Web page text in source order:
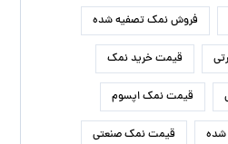
فروش نمک تصفیه شده
قیمت خرید نمک
قیمت نمک اپسوم
قیمت نمک صنعتی